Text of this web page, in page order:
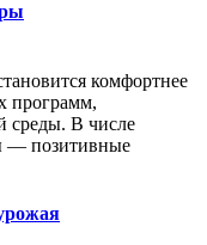
комфортнее
программ,
среды. В числе
— позитивные